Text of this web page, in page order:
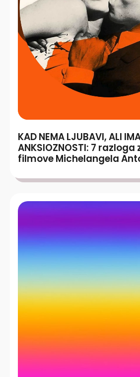
KAD NEMA LJUBAVI, ALI
ANKSIOZNOSTI: 7
filmove Michelangela